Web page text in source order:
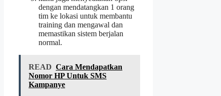
dengan mendatangkan 1 orang
tim ke lokasi untuk membantu
training dan mengawal dan
memastikan sistem berjalan
normal.
READ Cara Mendapatkan
Nomor HP Untuk SMS
Kampanye